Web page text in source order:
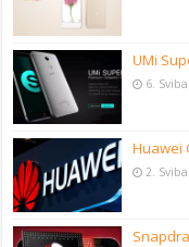
UMi
6.
Huawei
2.